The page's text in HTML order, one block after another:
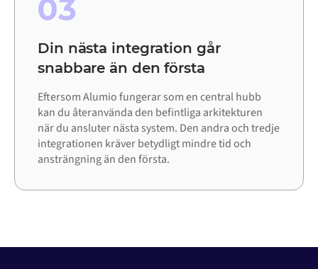
03
Din nästa integration går
snabbare än den första
Eftersom Alumio fungerar som en central hubb
kan du återanvända den befintliga arkitekturen
när du ansluter nästa system. Den andra och tredje
integrationen kräver betydligt mindre tid och
ansträngning än den första.